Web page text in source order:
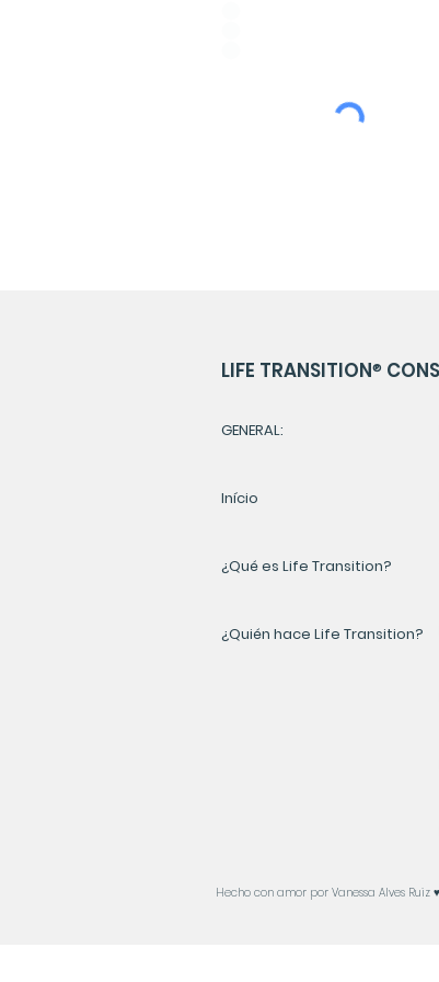
LIFE TRANSITION®
GENERAL:
Início
¿Qué es Life Transition?
¿Quién hace Life Transition?
Hecho con amor por Vanessa Alves Ruiz ♥️